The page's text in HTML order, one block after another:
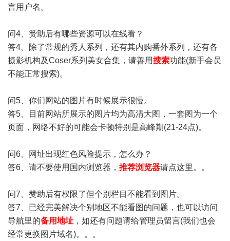
言用户名。
问4、赞助后有哪些资源可以在线看？
答4、除了常规的秀人系列，还有其内购番外系列，还有各
摄影机构及Coser系列美女合集，请善用搜索功能(新手会员
不能正常搜索)。
问5、你们网站的图片有时候展示很慢。
答5、目前网站所展示的图片均为高清大图，一套图为一个
页面，网络不好的可能会卡顿特别是高峰期(21-24点)。
问6、网址出现红色风险提示，怎么办？
答6、请不要使用国内浏览器， 推荐浏览器请点这里。。
问7、赞助后有权限了但个别栏目不能看到图片。
答7、已经完美解决个别地区不能看图的问题，也可以访问
导航里的备用地址 ，如还有问题请给管理员留言(我们也会
经常更换图片域名)。。。